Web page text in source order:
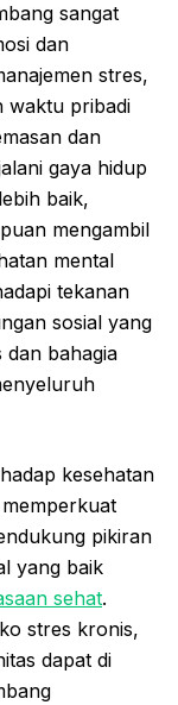
sangat
dan
stres,
waktu pribadi
dan
gaya hidup
baik,
mengambil
mental
tekanan
sosial yang
dan bahagia
kesehatan
pikiran
yang baik
sehat.
stres kronis,
dapat di